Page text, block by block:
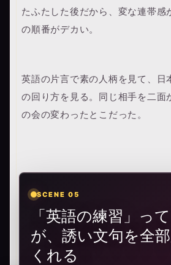
たふたした後だから、変な連帯感
の順番がデカい。
英語の片言で素の人柄を見て、日
の回り方を見る。同じ相手を二面
の会の変わったとこだった。
SCENE 05
「英語の練習」っ
が、誘い文句を全
くれる